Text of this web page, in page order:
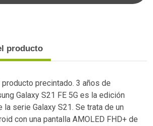
producto
producto precintado. 3 años de
Galaxy S21 FE 5G es la edición
la serie Galaxy S21. Se trata de un
con una pantalla AMOLED FHD+ de